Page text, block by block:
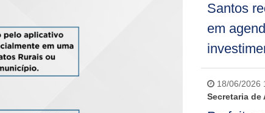
Santos
em
18/06/2026
Secretaria de